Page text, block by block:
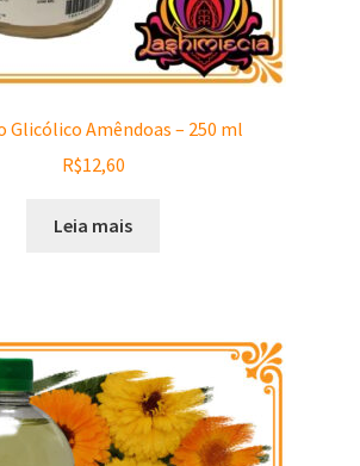
Glicólico Amêndoas – 250 ml
R$12,60
Leia mais